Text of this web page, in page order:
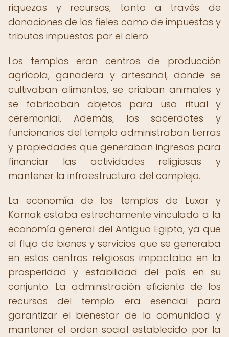
riquezas y recursos, tanto a través de
donaciones de los fieles como de impuestos y
tributos impuestos por el clero.
Los templos eran centros de producción
agrícola, ganadera y artesanal, donde se
cultivaban alimentos, se criaban animales y
se fabricaban objetos para uso ritual y
ceremonial. Además, los sacerdotes y
funcionarios del templo administraban tierras
y propiedades que generaban ingresos para
financiar las actividades religiosas y
mantener la infraestructura del complejo.
La economía de los templos de Luxor y
Karnak estaba estrechamente vinculada a la
economía general del Antiguo Egipto, ya que
el flujo de bienes y servicios que se generaba
en estos centros religiosos impactaba en la
prosperidad y estabilidad del país en su
conjunto. La administración eficiente de los
recursos del templo era esencial para
garantizar el bienestar de la comunidad y
mantener el orden social establecido por la